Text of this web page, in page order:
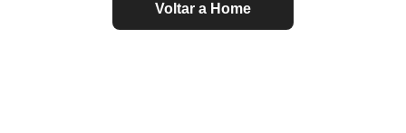
Voltar a Home